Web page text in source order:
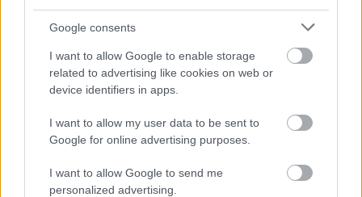
Google consents
I want to allow Google to enable storage
related to advertising like cookies on web or
device identifiers in apps.
I want to allow my user data to be sent to
Google for online advertising purposes.
I want to allow Google to send me
personalized advertising.